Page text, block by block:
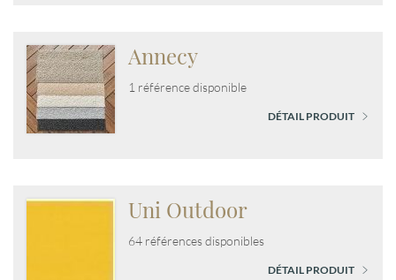
Annecy
1 référence disponible
DÉTAIL PRODUIT
Uni Outdoor
64 références disponibles
DÉTAIL PRODUIT